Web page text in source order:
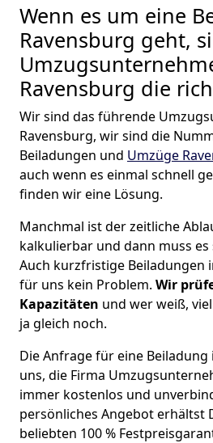
Wenn es um eine
Ravensburg geht,
Ravensburg die
Wir sind das führende
Ravensburg, wir sind die
Beiladungen und Umzüge
auch wenn es einmal schnell
finden wir eine Lösung.
Manchmal ist der zeitliche
kalkulierbar und dann muss
Auch kurzfristige Beiladungen
für uns kein Problem. Wir
Kapazitäten und wer weiß,
ja gleich noch.
Die Anfrage für eine Beiladung
uns, die Firma
immer kostenlos und
persönliches Angebot erhältst
beliebten 100 %